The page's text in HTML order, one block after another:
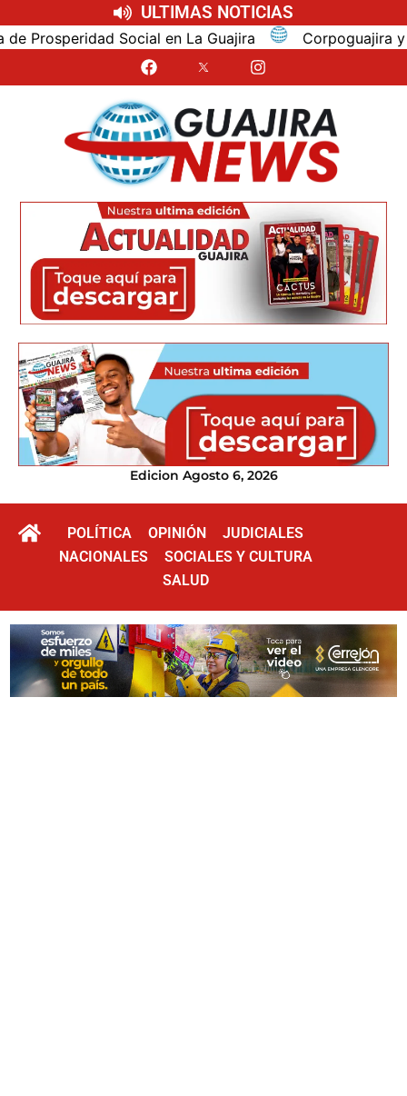
ULTIMAS NOTICIAS
en La Guajira Corpoguajira y Distracción
Edicion Agosto 6, 2026
POLÍTICA OPINIÓN
JUDICIALES
NACIONALES
SOCIALES Y CULTURA
SALUD